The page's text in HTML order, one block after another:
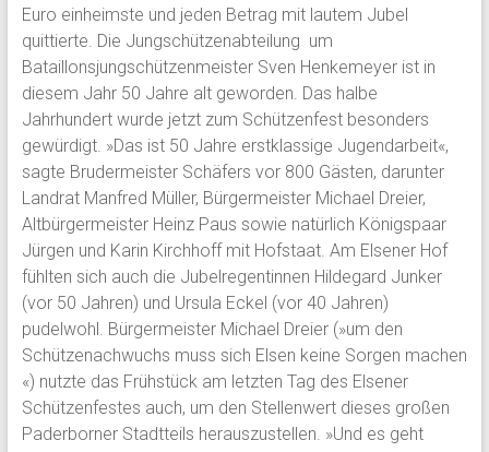
Euro einheimste und jeden Betrag mit lautem Jubel
quittierte. Die Jungschützenabteilung um
Bataillonsjungschützenmeister Sven Henkemeyer ist in
diesem Jahr 50 Jahre alt geworden. Das halbe
Jahrhundert wurde jetzt zum Schützenfest besonders
gewürdigt. »Das ist 50 Jahre erstklassige Jugendarbeit«,
sagte Brudermeister Schäfers vor 800 Gästen, darunter
Landrat Manfred Müller, Bürgermeister Michael Dreier,
Altbürgermeister Heinz Paus sowie natürlich Königspaar
Jürgen und Karin Kirchhoff mit Hofstaat. Am Elsener Hof
fühlten sich auch die Jubelregentinnen Hildegard Junker
(vor 50 Jahren) und Ursula Eckel (vor 40 Jahren)
pudelwohl. Bürgermeister Michael Dreier (»um den
Schützenachwuchs muss sich Elsen keine Sorgen machen
«) nutzte das Frühstück am letzten Tag des Elsener
Schützenfestes auch, um den Stellenwert dieses großen
Paderborner Stadtteils herauszustellen. »Und es geht